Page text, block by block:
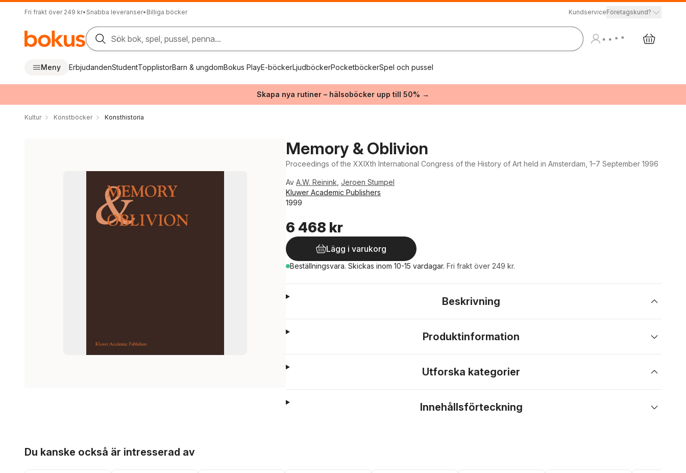
Fri frakt över 249 kr• Snabba leveranser• Billiga böcker KundserviceFöretagskund?
Sök bok, spel, pussel, penna...
Meny ErbjudandenStudentTopplistorBarn & ungdomBokus PlayE-böckerLjudböckerPocketböckerSpel och pussel
Skapa nya rutiner – hälsoböcker upp till 50% →
Kultur Konstböcker Konsthistoria
Memory & Oblivion
Proceedings of the XXIXth International Congress of the History of Art held in Amsterdam, 1–7 September 1996
Av A.W. Reinink Jeroen Stumpel
Kluwer Academic Publishers
1999
6 468 kr
Lägg i varukorg
Beställningsvara. Skickas inom 10-15 vardagar. Fri frakt över 249 kr.
Beskrivning
Produktinformation
Utforska kategorier
Innehållsförteckning
Du kanske också är intresserad av